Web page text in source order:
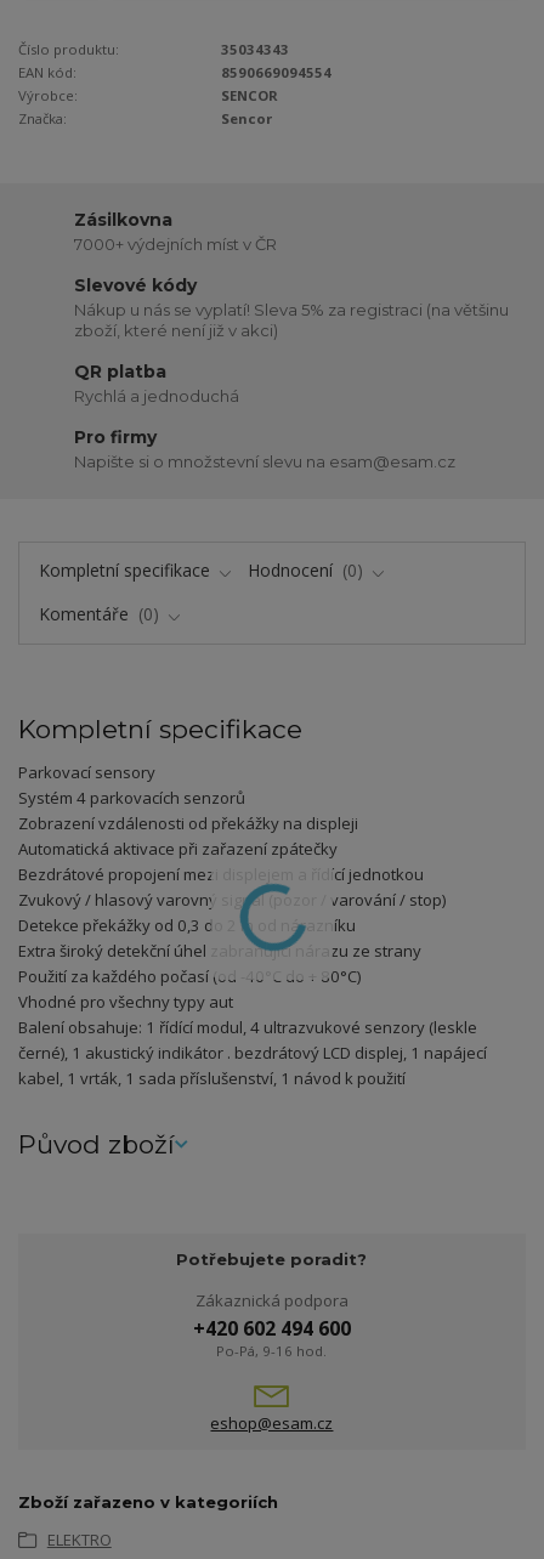
Číslo produktu:
35034343
EAN kód:
8590669094554
Výrobce:
SENCOR
Značka:
Sencor
Zásilkovna
7000+ výdejních míst v ČR
Slevové kódy
Nákup u nás se vyplatí! Sleva 5% za registraci (na většinu
zboží, které není již v akci)
QR platba
Rychlá a jednoduchá
Pro firmy
Napište si o množstevní slevu na esam@esam.cz
Kompletní specifikace Hodnocení
0
Komentáře
0
Kompletní specifikace
Parkovací sensory
Systém 4 parkovacích senzorů
Zobrazení vzdálenosti od překážky na displeji
Automatická aktivace při zařazení zpátečky
Bezdrátové propojení mezi displejem a řídící jednotkou
Zvukový / hlasový varovný signál (pozor / varování / stop)
Detekce překážky od 0,3 do 2 m od nárazníku
Extra široký detekční úhel zabraňující nárazu ze strany
Použití za každého počasí (od -40°C do + 80°C)
Vhodné pro všechny typy aut
Balení obsahuje: 1 řídící modul, 4 ultrazvukové senzory (leskle
černé), 1 akustický indikátor . bezdrátový LCD displej, 1 napájecí
kabel, 1 vrták, 1 sada příslušenství, 1 návod k použití
Původ zboží
Potřebujete poradit?
Zákaznická podpora
+420 602 494 600
Po-Pá, 9-16 hod.
eshop@esam.cz
Zboží zařazeno v kategoriích
ELEKTRO